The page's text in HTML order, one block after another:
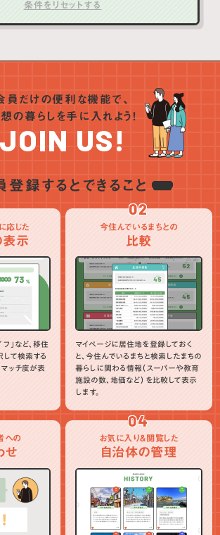
員だけの便利な機能で、
の暮らしを手に入れよう！
JOIN US!
登録するとできること
応じた
表示
フ」など、移住
して検索する
マッチ度が表
02
今住んでいるまちとの
比較
マイページに居住地を登録しておく
と、今住んでいるまちと検索したまちの
暮らしに関わる情報（スーパーや教育
施設の数、地価など）を比較して表示
します。
への
せ
04
お気に入り＆閲覧した
自治体の管理